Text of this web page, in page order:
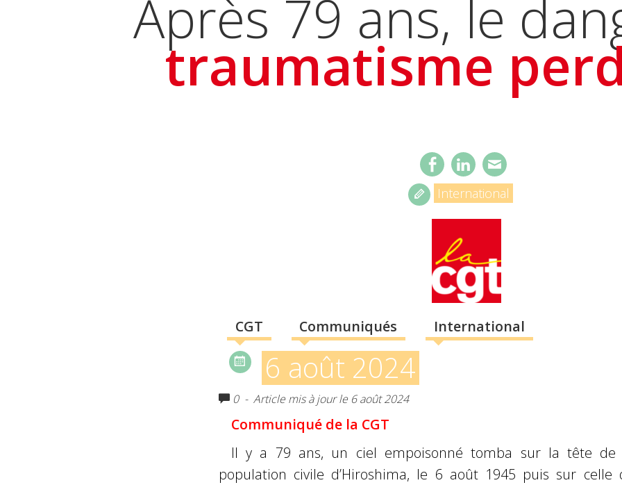
Après 79 ans, le
traumatisme
International
CGT Communiqués International
6 août 2024
0 - Article mis à jour le 6 août 2024
Communiqué de la CGT
Il y a 79 ans, un ciel empoisonné tomba sur la tête de
population civile d’Hiroshima, le 6 août 1945 puis sur celle